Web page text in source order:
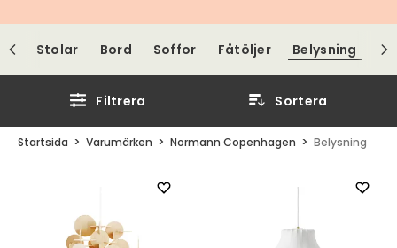
fler favoriter från Normann Copenhagen här hos oss
på Tibergs Möbler.
Stolar Bord Soffor Fåtöljer Belysning
Filtrera Sortera
Startsida Varumärken Normann Copenhagen Belysning